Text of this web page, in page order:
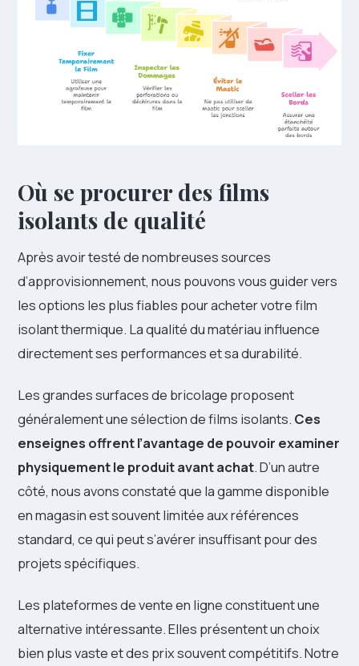
Où se procurer des films
isolants de qualité
Après avoir testé de nombreuses sources
d’approvisionnement, nous pouvons vous guider vers
les options les plus fiables pour acheter votre film
isolant thermique. La qualité du matériau influence
directement ses performances et sa durabilité.
Les grandes surfaces de bricolage proposent
généralement une sélection de films isolants. Ces
enseignes offrent l’avantage de pouvoir examiner
physiquement le produit avant achat. D’un autre
côté, nous avons constaté que la gamme disponible
en magasin est souvent limitée aux références
standard, ce qui peut s’avérer insuffisant pour des
projets spécifiques.
Les plateformes de vente en ligne constituent une
alternative intéressante. Elles présentent un choix
bien plus vaste et des prix souvent compétitifs. Notre